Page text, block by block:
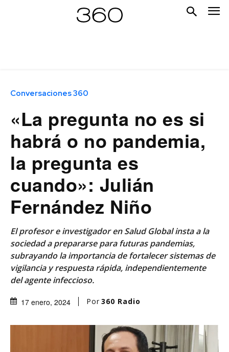
Conversaciones 360
«La pregunta no es si
habrá o no pandemia,
la pregunta es
cuando»: Julián
Fernández Niño
El profesor e investigador en Salud Global insta a la
sociedad a prepararse para futuras pandemias,
subrayando la importancia de fortalecer sistemas de
vigilancia y respuesta rápida, independientemente
del agente infeccioso.
17 enero, 2024 Por 360 Radio